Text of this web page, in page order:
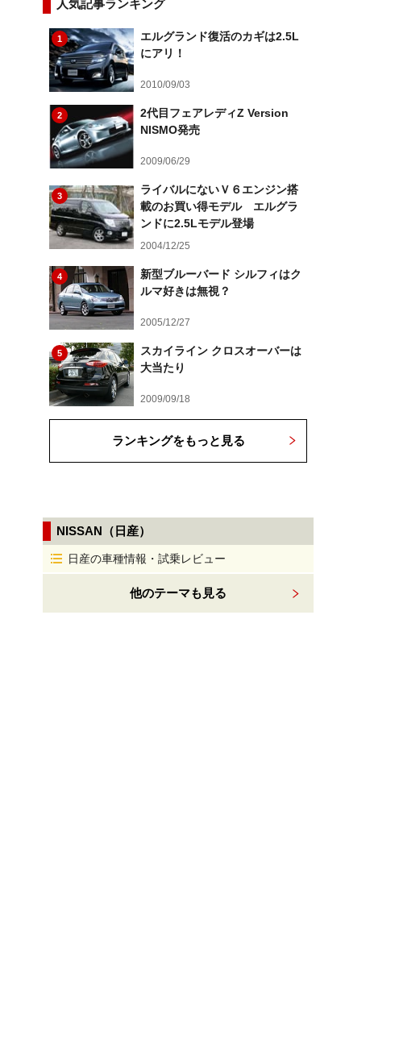
人気記事ランキング
1
エルグランド復活のカギは2.5L
にアリ！
2010/09/03
2
2代目フェアレディZ Version
NISMO発売
2009/06/29
3
ライバルにないＶ６エンジン搭
載のお買い得モデル エルグラ
ンドに2.5Lモデル登場
2004/12/25
4
新型ブルーバード シルフィはク
ルマ好きは無視？
2005/12/27
5
スカイライン クロスオーバーは
大当たり
2009/09/18
ランキングをもっと見る
NISSAN（日産）
日産の車種情報・試乗レビュー
他のテーマも見る